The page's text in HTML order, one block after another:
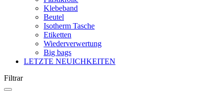
Klebeband
Beutel
Isotherm Tasche
Etiketten
Wiederverwertung
Big bags
LETZTE NEUICHKEITEN
Filtrar